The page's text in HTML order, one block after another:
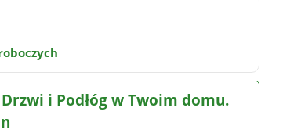
i Podłóg w Twoim domu.